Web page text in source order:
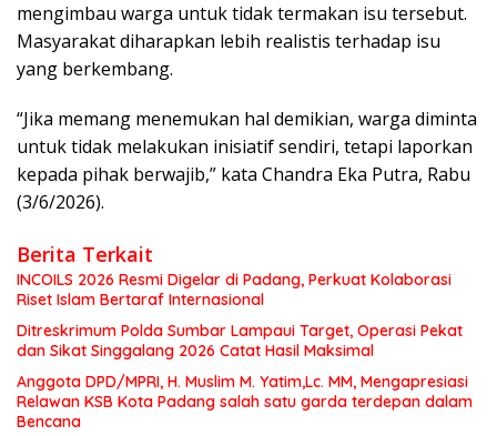
mengimbau warga untuk tidak termakan isu tersebut.
Masyarakat diharapkan lebih realistis terhadap isu
yang berkembang.
“Jika memang menemukan hal demikian, warga diminta
untuk tidak melakukan inisiatif sendiri, tetapi laporkan
kepada pihak berwajib,” kata Chandra Eka Putra, Rabu
(3/6/2026).
Berita Terkait
INCOILS 2026 Resmi Digelar di Padang, Perkuat Kolaborasi
Riset Islam Bertaraf Internasional
Ditreskrimum Polda Sumbar Lampaui Target, Operasi Pekat
dan Sikat Singgalang 2026 Catat Hasil Maksimal
Anggota DPD/MPRI, H. Muslim M. Yatim,Lc. MM, Mengapresiasi
Relawan KSB Kota Padang salah satu garda terdepan dalam
Bencana